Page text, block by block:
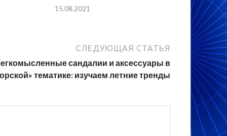
15.08.2021
СЛЕДУЮЩАЯ СТАТЬЯ
сандалии и аксессуары в
тематике: изучаем летние тренды